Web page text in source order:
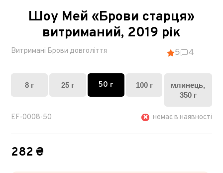
Шоу Мей «Брови старця»
витриманий, 2019 рік
Витримані Брови довголіття 5 4
8 г 25 г 50 г 100 г
млинець,
350 г
EF-0008-50 немає в наявності
282 ₴